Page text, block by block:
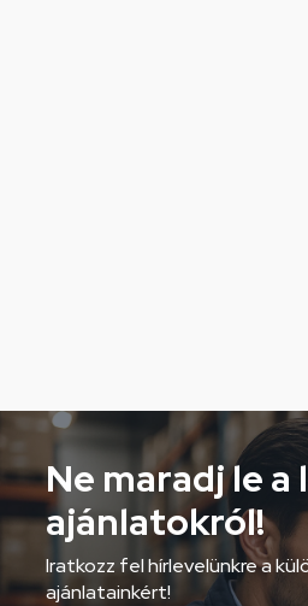
Ne maradj le a
ajánlatokról!
Iratkozz fel hírlevelünkre a
ajánlatainkért!